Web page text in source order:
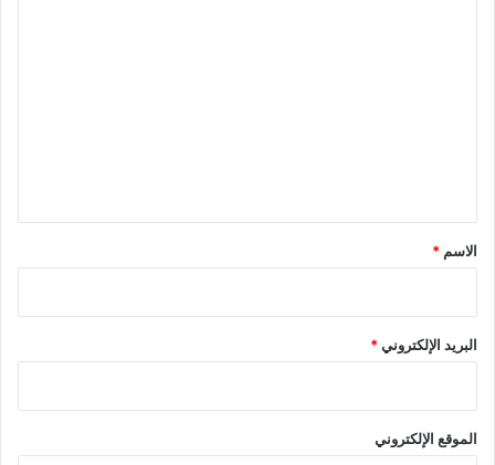
*
الاسم *
البريد الإلكتروني*
الموقع الإلكتروني